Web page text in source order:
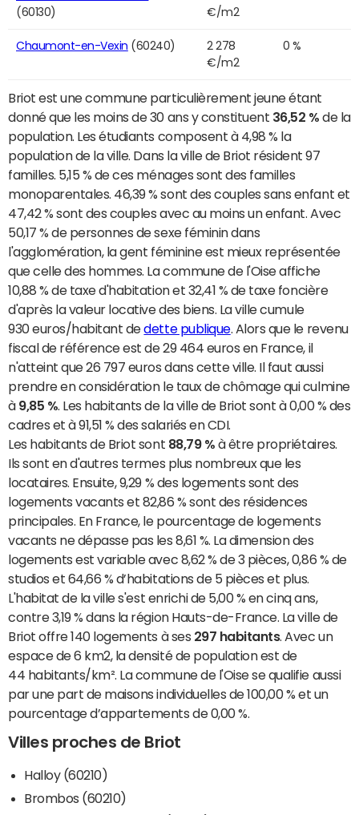
(60130)
€/m2
Chaumont-en-Vexin (60240)
2 278
€/m2
0 %
Briot est une commune particulièrement jeune étant
donné que les moins de 30 ans y constituent 36,52 % de la
population. Les étudiants composent à 4,98 % la
population de la ville. Dans la ville de Briot résident 97
familles. 5,15 % de ces ménages sont des familles
monoparentales. 46,39 % sont des couples sans enfant et
47,42 % sont des couples avec au moins un enfant. Avec
50,17 % de personnes de sexe féminin dans
l'agglomération, la gent féminine est mieux représentée
que celle des hommes. La commune de l'Oise affiche
10,88 % de taxe d'habitation et 32,41 % de taxe foncière
d'après la valeur locative des biens. La ville cumule
930 euros/habitant dedette publique. Alors que le revenu
fiscal de référence est de 29 464 euros en France, il
n'atteint que 26 797 euros dans cette ville. Il faut aussi
prendre en considération le taux de chômage qui culmine
à 9,85 % . Les habitants de la ville de Briot sont à 0,00 % des
cadres et à 91,51 % des salariés en CDI.
Les habitants de Briot sont 88,79 % à être propriétaires.
Ils sont en d'autres termes plus nombreux que les
locataires. Ensuite, 9,29 % des logements sont des
logements vacants et 82,86 % sont des résidences
principales. En France, le pourcentage de logements
vacants ne dépasse pas les 8,61 %. La dimension des
logements est variable avec 8,62 % de 3 pièces, 0,86 % de
studios et 64,66 % d’habitations de 5 pièces et plus.
L'habitat de la ville s'est enrichi de 5,00 % en cinq ans,
contre 3,19 % dans la région Hauts-de-France. La ville de
Briot offre 140 logements à ses 297 habitants. Avec un
espace de 6 km2, la densité de population est de
44 habitants/km². La commune de l'Oise se qualifie aussi
par une part de maisons individuelles de 100,00 % et un
pourcentage d’appartements de 0,00 %.
Villes proches de Briot
Halloy (60210)
Brombos (60210)